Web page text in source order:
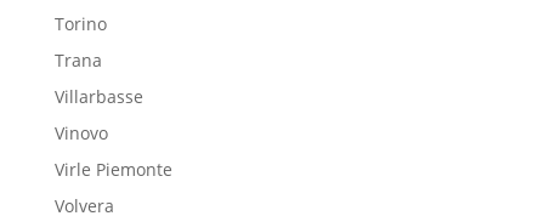
Torino
Trana
Villarbasse
Vinovo
Virle Piemonte
Volvera